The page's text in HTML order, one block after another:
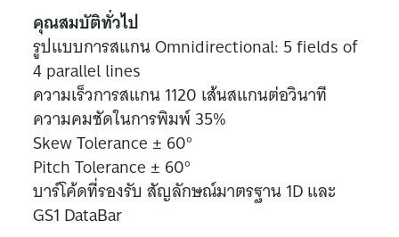
คุณสมบัติทั่วไป
รูปแบบการสแกน Omnidirectional: 5 fields of
4 parallel lines
ความเร็วการสแกน 1120 เส้นสแกนต่อวินาที
ความคมชัดในการพิมพ์ 35%
Skew Tolerance ± 60°
Pitch Tolerance ± 60°
บาร์โค้ดที่รองรับ สัญลักษณ์มาตรฐาน 1D และ
GS1 DataBar